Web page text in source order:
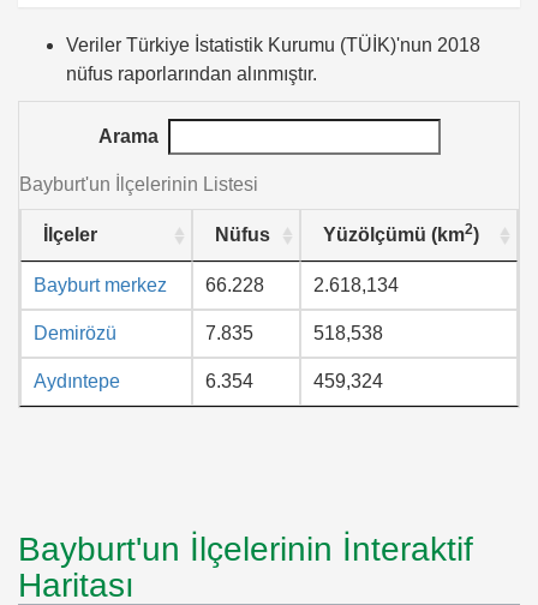
Veriler Türkiye İstatistik Kurumu (TÜİK)'nun 2018
nüfus raporlarından alınmıştır.
Arama
Bayburt'un İlçelerinin Listesi
İlçeler Nüfus Yüzölçümü (km2)
Bayburt merkez 66.228 2.618,134
Demirözü 7.835 518,538
Aydıntepe 6.354 459,324
Bayburt'un İlçelerinin İnteraktif
Haritası